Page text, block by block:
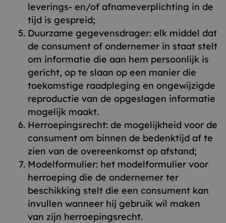
leverings- en/of afnameverplichting in de
tijd is gespreid;
Duurzame gegevensdrager: elk middel dat
de consument of ondernemer in staat stelt
om informatie die aan hem persoonlijk is
gericht, op te slaan op een manier die
toekomstige raadpleging en ongewijzigde
reproductie van de opgeslagen informatie
mogelijk maakt.
Herroepingsrecht: de mogelijkheid voor de
consument om binnen de bedenktijd af te
zien van de overeenkomst op afstand;
Modelformulier: het modelformulier voor
herroeping die de ondernemer ter
beschikking stelt die een consument kan
invullen wanneer hij gebruik wil maken
van zijn herroepingsrecht.